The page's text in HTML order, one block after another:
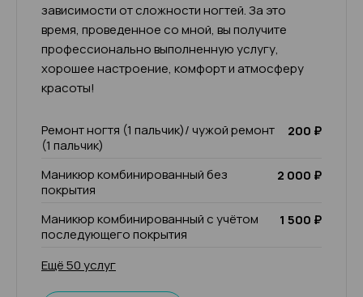
зависимости от сложности ногтей. За это
время, проведенное со мной, вы получите
профессионально выполненную услугу,
хорошее настроение, комфорт и атмосферу
красоты!
Ремонт ногтя (1 пальчик)/ чужой ремонт
(1 пальчик)
200 ₽
Маникюр комбинированный без
покрытия
2 000 ₽
Маникюр комбинированный с учётом
последующего покрытия
1 500 ₽
Ещё 50 услуг